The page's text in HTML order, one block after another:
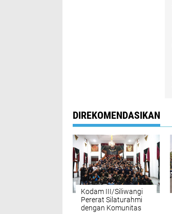
DIREKOMENDASIKAN
Kodam III/Siliwangi
Pererat Silaturahmi
dengan Komunitas